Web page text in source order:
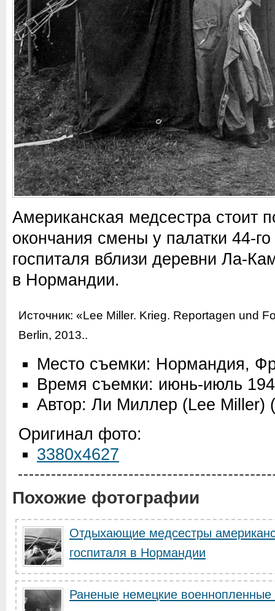
Американская медсестра стоит
окончания смены у палатки 44-го
госпиталя вблизи деревни Ла-
в Нормандии.
Источник: «Lee Miller. Krieg. Reportagen und
Berlin, 2013..
Место съемки: Нормандия,
Время съемки: июнь-июль
Автор: Ли Миллер (Lee Miller) (
Оригинал фото:
3380x4627
Похожие фотографии
Отдыхающие медсестры
госпиталя в Нормандии
Раненые немецкие военнопленные